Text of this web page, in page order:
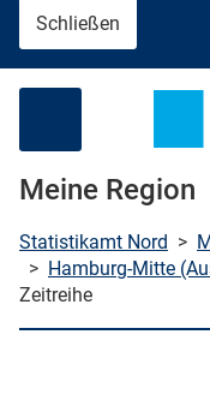
Schließen
Meine Region
Statistikamt Nord >
> Hamburg-Mitte
Zeitreihe